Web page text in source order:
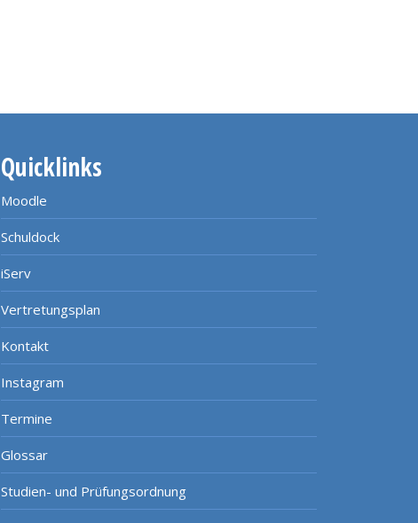
Quicklinks
Moodle
Schuldock
iServ
Vertretungsplan
Kontakt
Instagram
Termine
Glossar
Studien- und Prüfungsordnung